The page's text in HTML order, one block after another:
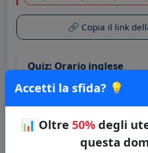
Accetti la sfida? 💡
📊 Oltre 50%degli
questa
🔗 Copia il link
Quiz: Orario inglese
⚡ Inizia il